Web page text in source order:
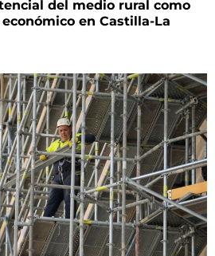
del medio rural como
en Castilla-La